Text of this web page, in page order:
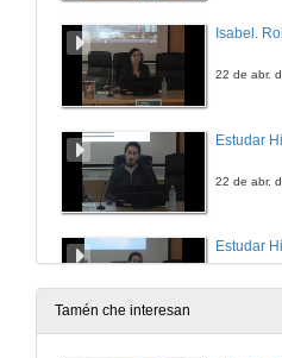
Isabel.
22 de abr.
Estudar
22 de abr.
22 de abr.
Tamén che interesan